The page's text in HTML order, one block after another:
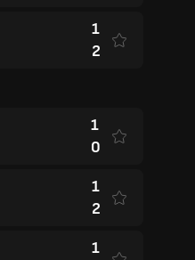
1
2
1
0
1
2
1